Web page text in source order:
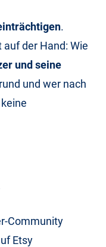
.
der Hand: Wie
und seine
und wer nach
Community
Etsy